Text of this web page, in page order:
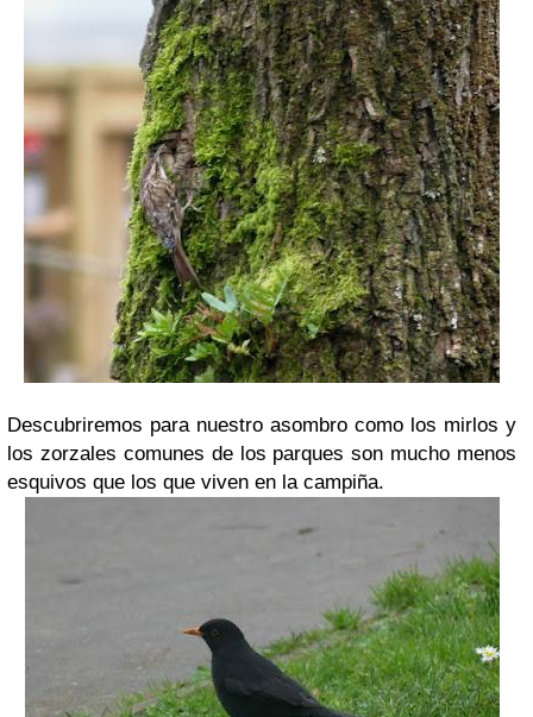
Descubriremos para nuestro asombro como los mirlos y
los zorzales comunes de los parques son mucho menos
esquivos que los que viven en la campiña.